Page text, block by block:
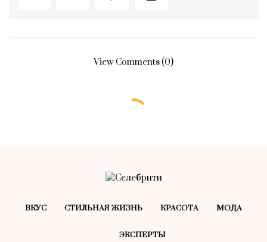
View Comments (0)
ВКУС СТИЛЬНАЯ ЖИЗНЬ КРАСОТA МОДА
ЭКСПЕРТЫ